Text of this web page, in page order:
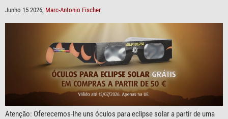
Junho 15 2026, Marc-Antonio Fischer
Atenção: Oferecemos-lhe uns óculos para eclipse solar a partir de uma